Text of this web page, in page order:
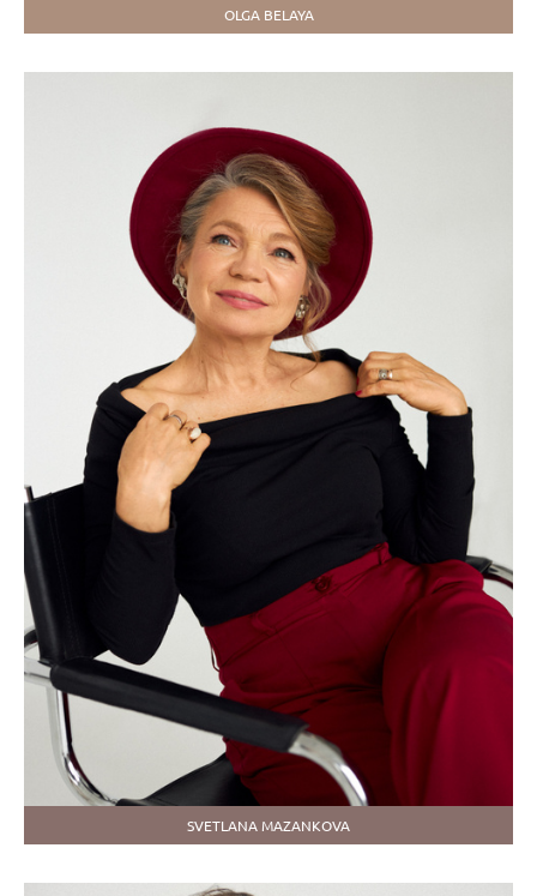
OLGA BELAYA
SVETLANA MAZANKOVA